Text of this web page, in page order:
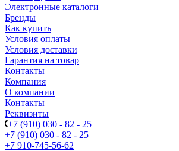
Электронные каталоги
Бренды
Как купить
Условия оплаты
Условия доставки
Гарантия на товар
Контакты
Компания
О компании
Контакты
Реквизиты
+7 (910) 030 - 82 - 25
+7 (910) 030 - 82 - 25
+7 910-745-56-62